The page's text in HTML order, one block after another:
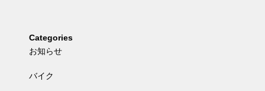
Categories
お知らせ
バイク